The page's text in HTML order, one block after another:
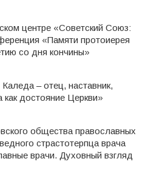
центре «Советский Союз:
«Памяти протоиерея
со дня кончины»
– отец, наставник,
как достояние Церкви»
общества православных
страстотерпца врача
врачи. Духовный взгляд